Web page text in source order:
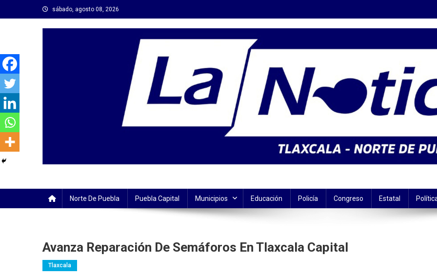
al
sábado, agosto 08, 2026
Norte De Puebla Puebla Capital Municipios Educación Policía Congreso Estatal
Avanza Reparación De Semáforos En Tlaxcala Capital
Tlaxcala